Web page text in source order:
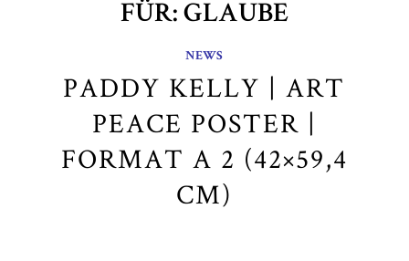
FÜR: GLAUBE
NEWS
PADDY KELLY | ART
PEACE POSTER |
FORMAT A 2 (42×59,4
CM)